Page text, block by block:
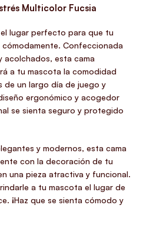
Multicolor Fucsia
lugar perfecto para que tu
Confeccionada
acolchados, esta cama
a tu mascota la comodidad
de un largo día de juego y
ergonómico y acogedor
se sienta seguro y protegido
y modernos, esta cama
con la decoración de tu
una pieza atractiva y funcional.
a tu mascota el lugar de
¡Haz que se sienta cómodo y